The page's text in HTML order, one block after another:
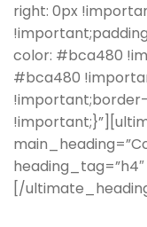
right: 0px
color: #bca480
#bca480
[/